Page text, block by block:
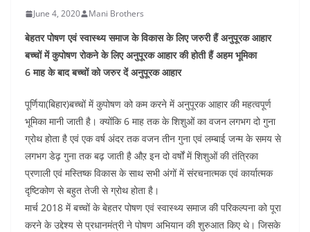
June 4, 2020 Mani Brothers
बेहतर पोषण एवं स्वास्थ्य समाज के विकास के लिए जरुरी हैं अनुपूरक आहार
बच्चों में कुपोषण रोकने के लिए अनुपूरक आहार की होती हैं अहम भूमिका
6 माह के बाद बच्चों को जरुर दें अनुपूरक आहार
पूर्णिया(बिहार)बच्चों में कुपोषण को कम करने में अनुपूरक आहार की महत्वपूर्ण
भूमिका मानी जाती है। क्योंकि 6 माह तक के शिशुओं का वजन लगभग दो गुना
ग्रोथ होता है एवं एक वर्ष अंदर तक वजन तीन गुना एवं लम्बाई जन्म के समय से
लगभग डेढ़ गुना तक बढ़ जाती है औऱ इन दो वर्षों में शिशुओं की तंत्रिका
प्रणाली एवं मस्तिष्क विकास के साथ सभी अंगों में संरचनात्मक एवं कार्यात्मक
दृष्टिकोण से बहुत तेजी से ग्रोथ होता है।
मार्च 2018 में बच्चों के बेहतर पोषण एवं स्वास्थ्य समाज की परिकल्पना को पूरा
करने के उद्देश्य से प्रधानमंत्री ने पोषण अभियान की शुरुआत किए थे। जिसके